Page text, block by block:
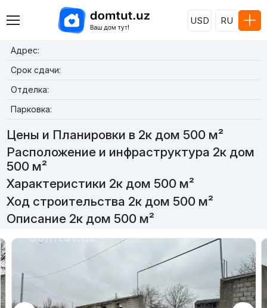
USD RU
Адрес:
Срок сдачи:
Отделка:
Парковка:
Цены и Планировки в 2к дом 500 м²
Расположение и инфраструктура 2к дом
500 м²
Характеристики 2к дом 500 м²
Ход строительства 2к дом 500 м²
Описание 2к дом 500 м²